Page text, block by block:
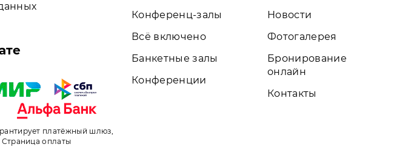
платёжный шлюз,
Страница оплаты
Конференц-залы
Всё включено
Банкетные залы
Конференции
Новости
Фотогалерея
Бронирование
онлайн
Контакты